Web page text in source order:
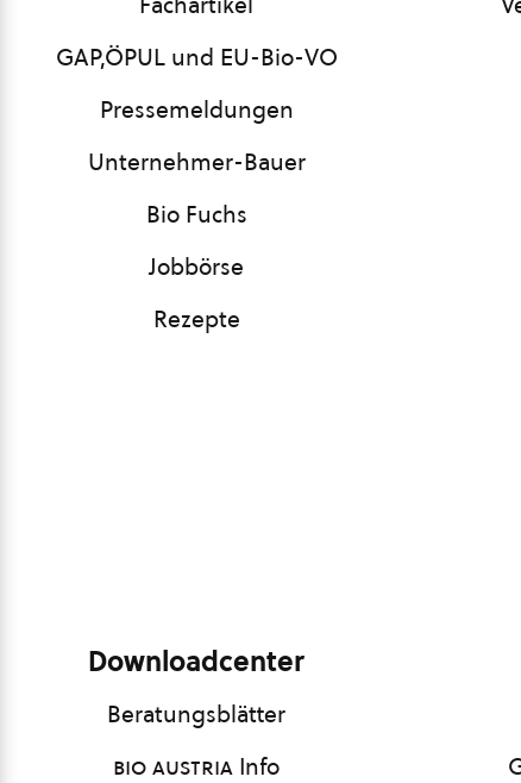
GAP,ÖPUL und EU-Bio-VO
Pressemeldungen
Unternehmer-Bauer
Bio Fuchs
Jobbörse
Rezepte
Downloadcenter
Beratungsblätter
bio austria Info